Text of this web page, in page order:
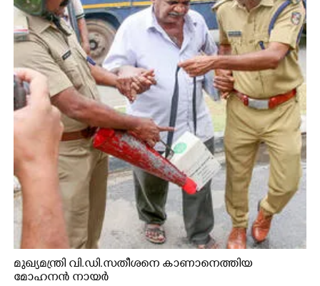
മുഖ്യമന്ത്രി വി.ഡി.സതീശനെ കാണാനെത്തിയ
മോഹനൻ നായർ